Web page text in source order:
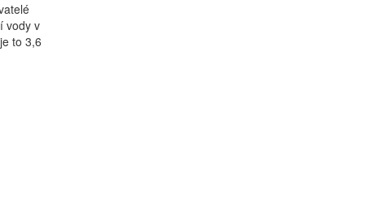
vody v
to 3,6